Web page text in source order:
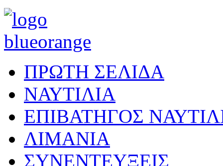
ΠΡΩΤΗ ΣΕΛΙΔΑ
ΝΑΥΤΙΛΙΑ
ΕΠΙΒΑΤΗΓΟΣ
ΛΙΜΑΝΙΑ
ΣΥΝΕΝΤΕΥΞΕΙΣ